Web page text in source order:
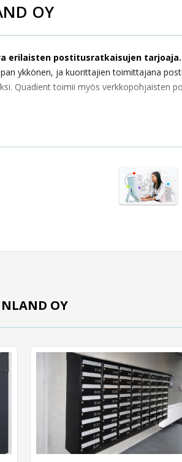
OY
erilaisten postitusratkaisujen tarjoaja.
ykkönen, ja kuorittajien toimittajana
Quadient toimii myös verkkopohjaisten
OY